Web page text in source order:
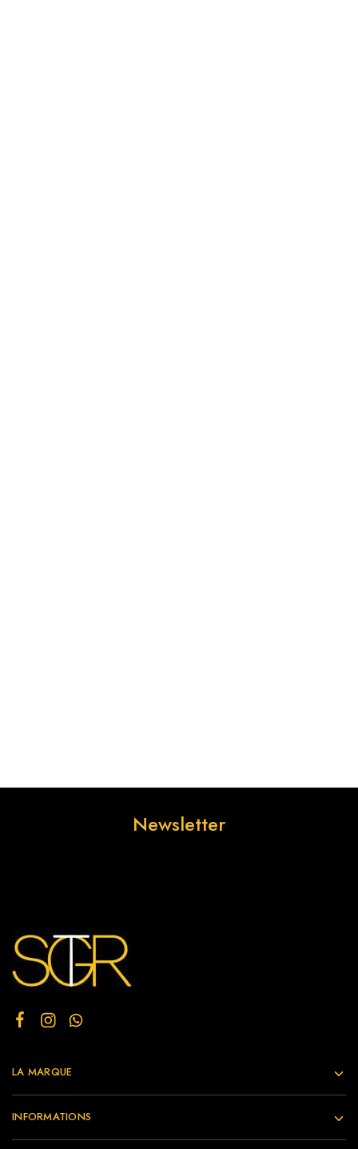
Newsletter
LA MARQUE
INFORMATIONS